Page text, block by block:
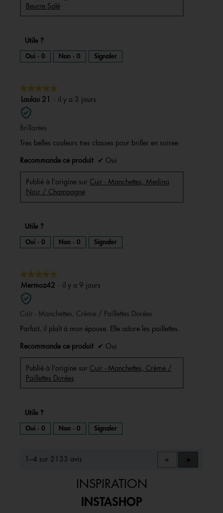
Beurre Salé
Utile ?
Oui · 0 Non · 0 Signaler
★★★★★
★★★★★
sur
5
étoiles.
Laulau 21 · il y a 3 jours
Brillantes
Tres belles couleurs tres classes pour briller en soiree
Recommande ce produit ✔ Oui
Publié à l'origine sur Cuir - Manchettes, Medina
Noir / Champagne
Utile ?
Oui · 0 Non · 0 Signaler
★★★★★
★★★★★
5
sur
5
étoiles.
Mermoz42 · il y a 9 jours
Cuir - Manchettes, Crème / Paillettes Dorées
Parfait, il plaît à mon épouse. Elle adore les paillettes.
Recommande ce produit ✔ Oui
Publié à l'origine sur Cuir - Manchettes, Crème /
Paillettes Dorées
Utile ?
Oui · 0 Non · 0 Signaler
1–4 sur 2133 avis
Précédent
Reviews
◄
Suivant
Reviews
►
INSPIRATION
INSTASHOP